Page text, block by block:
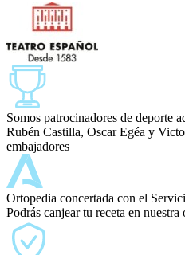
Somos patrocinadores de deporte
Rubén Castilla, Oscar Egéa y
embajadores
Ortopedia concertada con el
Podrás canjear tu receta en nuestra